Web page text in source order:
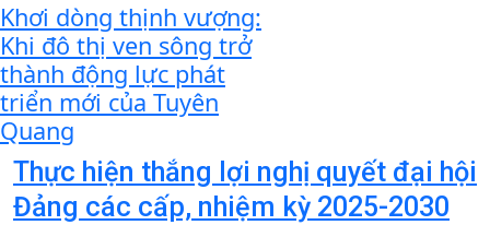
Khơi dòng thịnh vượng:
Khi đô thị ven sông trở
thành động lực phát
triển mới của Tuyên
Quang
Thực hiện thắng lợi nghị quyết đại hội
Đảng các cấp, nhiệm kỳ 2025-2030